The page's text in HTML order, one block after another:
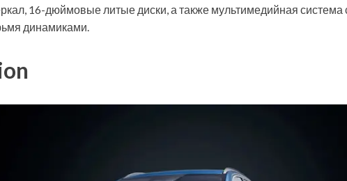
16-дюймовые литые диски, а также мультимедийная
динамиками.